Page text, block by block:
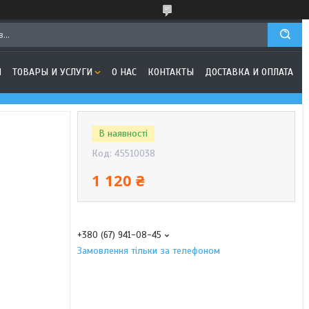
ТОВАРЫ И УСЛУГИ О НАС КОНТАКТЫ ДОСТАВКА И ОПЛАТА
В наявності
Код: 45510038
1 120 ₴
+380 (67) 941-08-45
Замовлення тільки за телефоном